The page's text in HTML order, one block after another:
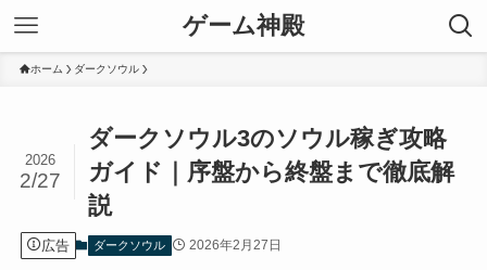
ゲーム神殿
ホーム ダークソウル
ダークソウル3のソウル稼ぎ攻略
ガイド｜序盤から終盤まで徹底解
説
2026
2/27
広告 ダークソウル 2026年2月27日